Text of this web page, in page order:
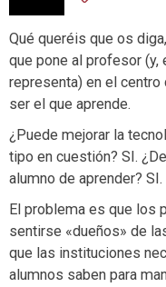
Qué queréis que os
que pone al profesor (y,
representa) en el
ser el que aprende.
¿Puede mejorar la
tipo en cuestión? SI.
alumno de aprender? SI.
El problema es que los
sentirse «dueños» de
que las instituciones
alumnos saben para